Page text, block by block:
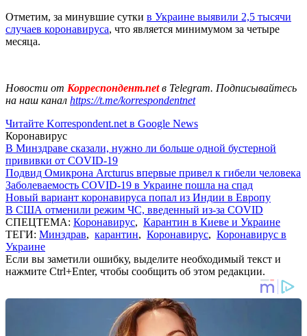
Отметим, за минувшие сутки в Украине выявили 2,5 тысячи
случаев коронавируса, что является минимумом за четыре
месяца.
Новости от Корреспондент.netв Telegram. Подписывайтесь
на наш канал https://t.me/korrespondentnet
Читайте Korrespondent.net в Google News
Коронавирус
В Минздраве сказали, нужно ли больше одной бустерной
прививки от COVID-19
Подвид Омикрона Arcturus впервые привел к гибели человека
Заболеваемость COVID-19 в Украине пошла на спад
Новый вариант коронавируса попал из Индии в Европу
В США отменили режим ЧС, введенный из-за COVID
СПЕЦТЕМА: Коронавирус, Карантин в Киеве и Украине
ТЕГИ: Минздрав, карантин, Коронавирус, Коронавирус в
Украине
Если вы заметили ошибку, выделите необходимый текст и
нажмите Ctrl+Enter, чтобы сообщить об этом редакции.